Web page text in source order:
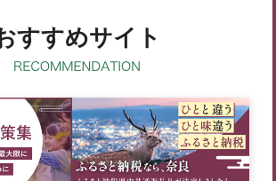
すすめサイト